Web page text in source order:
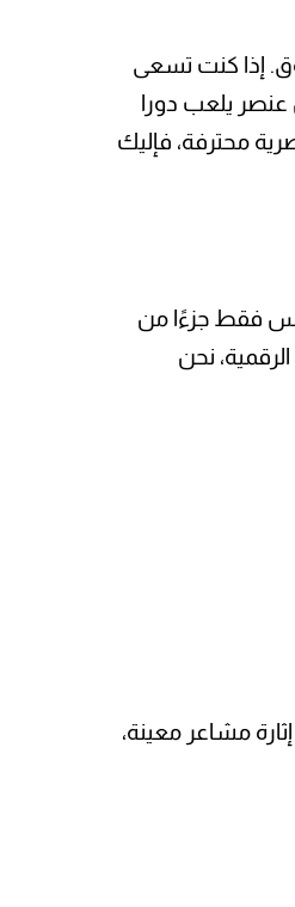
إذا كنت تسعى
يلعب دورا
محترفة، فإليك
ليس فقط جزءًا من
نحن
مشاعر معينة،